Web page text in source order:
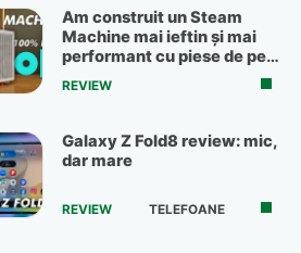
Am construit un Steam
Machine mai ieftin și mai
performant cu piese de pe
OLX
REVIEW
Galaxy Z Fold8 review: mic,
dar mare
REVIEW TELEFOANE